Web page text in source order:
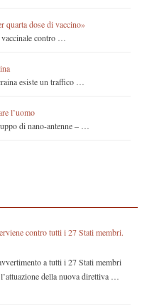
quarta dose di vaccino»
contro …
esiste un traffico …
l’uomo
di nano-antenne – …
contro tutti i 27 Stati membri.
a tutti i 27 Stati membri
della nuova direttiva …